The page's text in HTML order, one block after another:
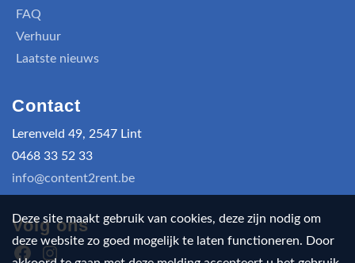
Deze site maakt gebruik van cookies, deze zijn nodig om
deze website zo goed mogelijk te laten functioneren. Door
FAQ
Verhuur
Laatste nieuws
Contact
Lerenveld 49, 2547 Lint
0468 33 52 33
info@content2rent.be
Volg ons